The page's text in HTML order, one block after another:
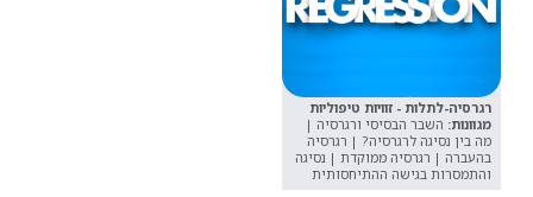
רגרסיה-לתלות - זוויות טיפוליות
מגוונות: השבר הבסיסי ורגרסיה |
מה בין נסיגה לרגרסיה? | רגרסיה
בהעברה | רגרסיה ממוקדת | נסיגה
והתמסרות בגישה ההתיחסותית